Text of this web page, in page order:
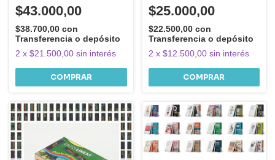
$43.000,00
$38.700,00 con
Transferencia o depósito
2 x $21.500,00 sin interés
$25.000,00
$22.500,00 con
Transferencia o depósito
2 x $12.500,00 sin interés